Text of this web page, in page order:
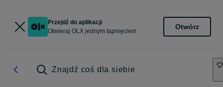
Przejdź do aplikacji
Otwieraj OLX jednym tapnięciem
Otwórz
Znajdź coś dla siebie